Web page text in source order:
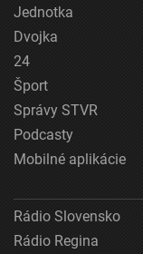
Jednotka
Dvojka
24
Šport
Správy STVR
Podcasty
Mobilné aplikácie
Rádio Slovensko
Rádio Regina